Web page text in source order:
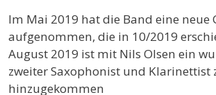
Im Mai 2019 hat die Band eine neue
aufgenommen, die in 10/2019
August 2019 ist mit Nils Olsen ein
zweiter Saxophonist und Klarinettist
hinzugekommen